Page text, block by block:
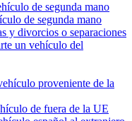
de segunda mano
de segunda mano
y divorcios o separaciones
un vehículo del
proveniente de la
de fuera de la UE